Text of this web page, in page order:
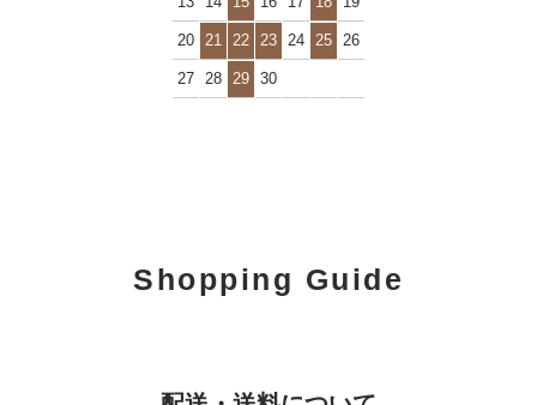
20 21 22 23 24 25 26
27 28 29 30
Shopping Guide